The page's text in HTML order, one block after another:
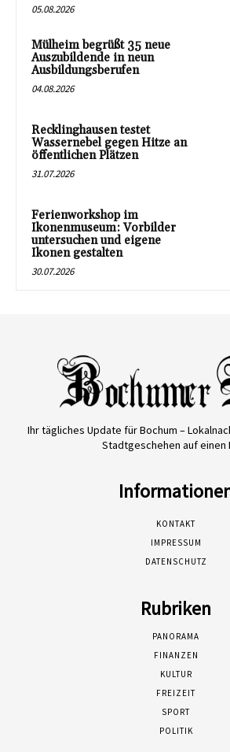
05.08.2026
Mülheim begrüßt 35 neue
Auszubildende in neun
Ausbildungsberufen
04.08.2026
Recklinghausen testet
Wassernebel gegen Hitze an
öffentlichen Plätzen
31.07.2026
Ferienworkshop im
Ikonenmuseum: Vorbilder
untersuchen und eigene
Ikonen gestalten
30.07.2026
Ihr tägliches Update für Bochum –
Stadtgeschehen auf einen
KONTAKT
IMPRESSUM
DATENSCHUTZ
Rubriken
PANORAMA
FINANZEN
KULTUR
FREIZEIT
SPORT
POLITIK